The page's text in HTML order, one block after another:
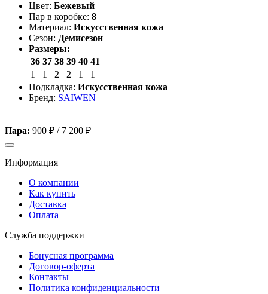
Цвет: Бежевый
Пар в коробке: 8
Материал: Искусственная кожа
Сезон: Демисезон
Размеры:
36 37 38 39 40 41
1
1 2 2 1
1
Подкладка: Искусственная кожа
Бренд: SAIWEN
Пара: 900 ₽ / 7 200 ₽
Информация
О компании
Как купить
Доставка
Оплата
Служба поддержки
Бонусная программа
Договор-оферта
Контакты
Политика конфиденциальности